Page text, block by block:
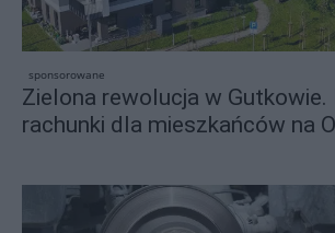
sponsorowane
Zielona rewolucja w Gutkowie.
rachunki dla mieszkańców na